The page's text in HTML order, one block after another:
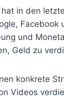
in den
Facebook
und
Geld zu
konkrete
Videos